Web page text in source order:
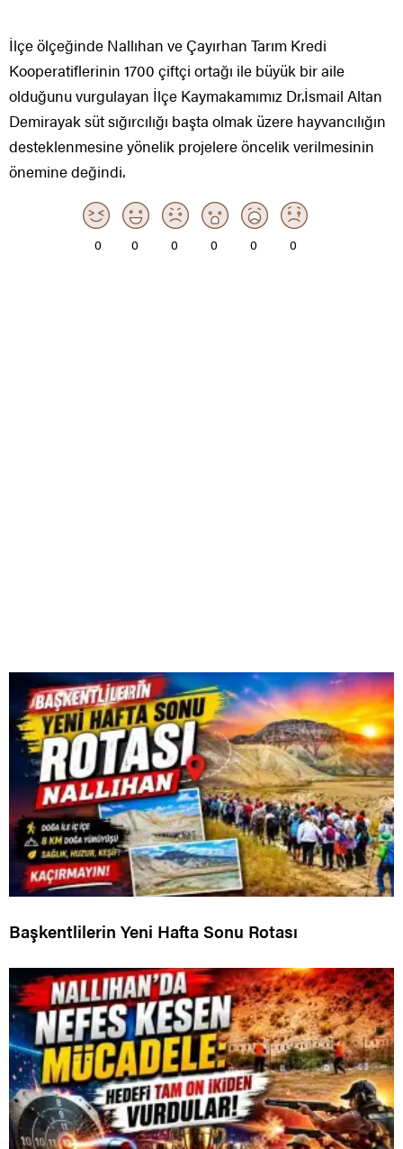
İlçe ölçeğinde Nallıhan ve Çayırhan Tarım Kredi
Kooperatiflerinin 1700 çiftçi ortağı ile büyük bir aile
olduğunu vurgulayan İlçe Kaymakamımız Dr.İsmail Altan
Demirayak süt sığırcılığı başta olmak üzere hayvancılığın
desteklenmesine yönelik projelere öncelik verilmesinin
önemine değindi.
0 0 0 0 0 0
Başkentlilerin Yeni Hafta Sonu Rotası